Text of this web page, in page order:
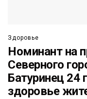
Здоровье
Номинант на
Северного
Батуринец 24
здоровье